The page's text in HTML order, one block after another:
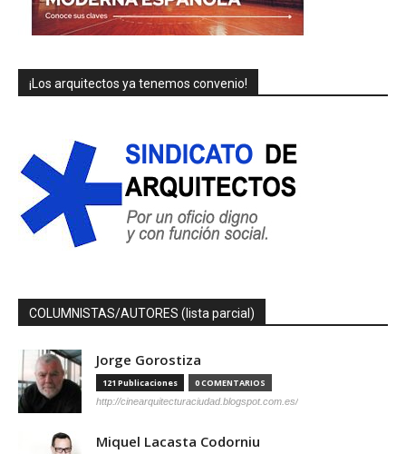
¡Los arquitectos ya tenemos convenio!
COLUMNISTAS/AUTORES (lista parcial)
Jorge Gorostiza
121 Publicaciones 0 COMENTARIOS
http://cinearquitecturaciudad.blogspot.com.es/
Miquel Lacasta Codorniu